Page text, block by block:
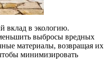
вклад в экологию.
выбросы вредных
материалы, возвращая их
минимизировать